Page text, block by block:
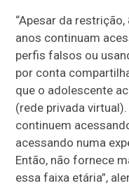
“Apesar da
anos continuam
perfis falsos ou
por conta
que o adolescente
(rede privada
continuem
acessando numa
Então, não fornece
essa faixa etária”,